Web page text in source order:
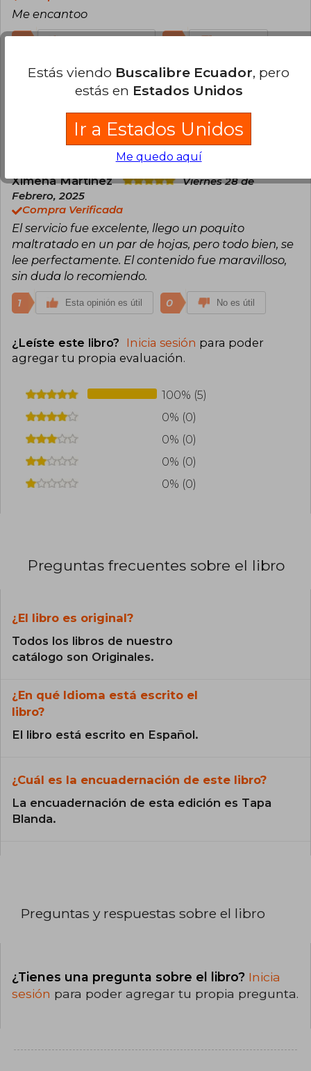
Me encantoo
Carmen Belén
Lunes 27 de Enero, 2025
Compra Verificada
Es una historia muy adictiva es muy fácil de leer.
Ximena Martinez
Viernes 28 de
Febrero, 2025
Compra Verificada
El servicio fue excelente, llego un poquito
maltratado en un par de hojas, pero todo bien, se
lee perfectamente. El contenido fue maravilloso,
sin duda lo recomiendo.
1 Esta opinión es útil 0 No es útil
¿Leíste este libro? Inicia sesión para poder
agregar tu propia evaluación.
100% (5)
0% (0)
0% (0)
0% (0)
0% (0)
Preguntas frecuentes sobre el libro
¿El libro es original?
Todos los libros de nuestro
catálogo son Originales.
¿En qué Idioma está escrito el
libro?
El libro está escrito en Español.
¿Cuál es la encuadernación de este libro?
La encuadernación de esta edición es Tapa
Blanda.
Preguntas y respuestas sobre el libro
¿Tienes una pregunta sobre el libro? Inicia
sesión para poder agregar tu propia pregunta.
Estás viendo Buscalibre Ecuador, pero
estás en Estados Unidos
Ir a Estados Unidos
Me quedo aquí